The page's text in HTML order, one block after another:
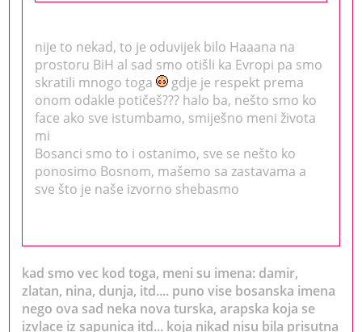
nije to nekad, to je oduvijek bilo Haaana na
prostoru BiH al sad smo otišli ka Evropi pa smo
skratili mnogo toga
gdje je respekt prema
onom odakle potičeš??? halo ba, nešto smo ko
face ako sve istumbamo, smiješno meni života
mi
Bosanci smo to i ostanimo, sve se nešto ko
ponosimo Bosnom, mašemo sa zastavama a
sve što je naše izvorno shebasmo
kad smo vec kod toga, meni su imena: damir,
zlatan, nina, dunja, itd.... puno vise bosanska imena
nego ova sad neka nova turska, arapska koja se
izvlace iz sapunica itd... koja nikad nisu bila prisutna